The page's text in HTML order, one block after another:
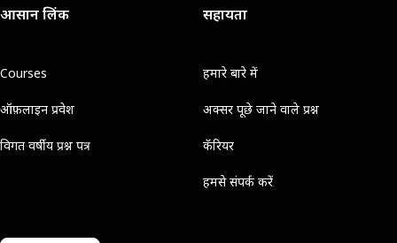
आसान लिंक
Courses
ऑफ़लाइन प्रवेश
विगत वर्षीय प्रश्न पत्र
सहायता
हमारे बारे में
अक्सर पूछे जाने वाले प्रश्न
कॅरियर
हमसे संपर्क करें